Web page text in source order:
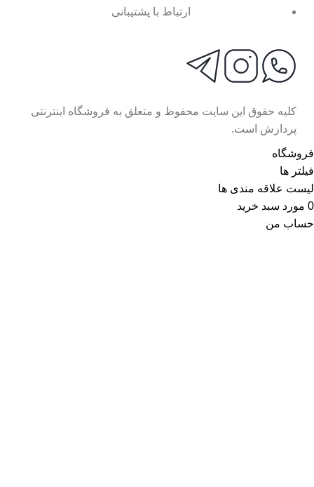
ارتباط با پشتیبانی
کلیه حقوق این سایت محفوظ و متعلق به فروشگاه اینترنتی
پردازش است.
فروشگاه
فیلتر ها
لیست علاقه مندی ها
0 مورد سبد خرید
حساب من